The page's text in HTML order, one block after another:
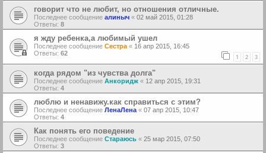
говорит что не любит, но отношения отличные.
Последнее сообщение алиныч « 02 май 2015, 01:28
Ответы: 8
я жду ребенка,а любимый ушел
Последнее сообщение Сестра « 16 апр 2015, 16:45
Ответы: 62 1 2 3
когда рядом "из чувства долга"
Последнее сообщение Анкоридж « 12 апр 2015, 19:31
Ответы: 4
люблю и ненавижу.как справиться с этим?
Последнее сообщение ЛенаЛена « 07 апр 2015, 10:47
Ответы: 4
Как понять его поведение
Последнее сообщение Стараюсь « 25 мар 2015, 07:50
Ответы: 3